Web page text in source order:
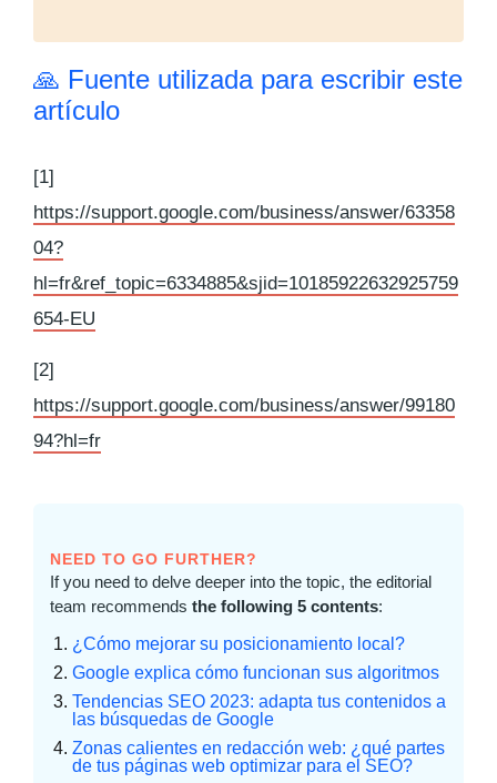
🙏 Fuente utilizada para escribir este
artículo
[1]
https://support.google.com/business/answer/63358
04?
hl=fr&ref_topic=6334885&sjid=10185922632925759
654-EU
[2]
https://support.google.com/business/answer/99180
94?hl=fr
NEED TO GO FURTHER?
If you need to delve deeper into the topic, the editorial
team recommends the following 5 contents:
¿Cómo mejorar su posicionamiento local?
Google explica cómo funcionan sus algoritmos
Tendencias SEO 2023: adapta tus contenidos a
las búsquedas de Google
Zonas calientes en redacción web: ¿qué partes
de tus páginas web optimizar para el SEO?